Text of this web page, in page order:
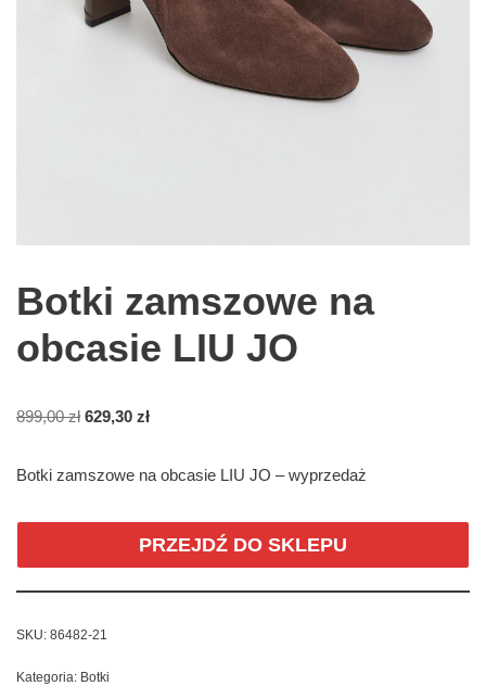
Botki zamszowe na
obcasie LIU JO
899,00zł 629,30 zł
Botki zamszowe na obcasie LIU JO – wyprzedaż
PRZEJDŹ DO SKLEPU
SKU: 86482-21
Kategoria: Botki